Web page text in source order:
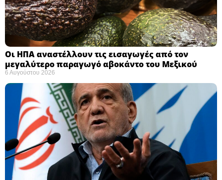
Οι ΗΠΑ αναστέλλουν τις εισαγωγές από τον
μεγαλύτερο παραγωγό αβοκάντο του Μεξικού ​
6 Αυγούστου 2026